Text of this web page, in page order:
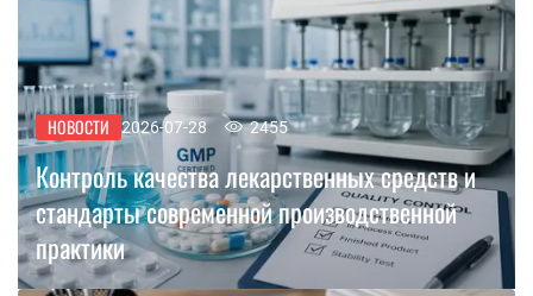
НОВОСТИ 2026-07-28 2455
Контроль качества лекарственных средств и
стандарты современной производственной
практики